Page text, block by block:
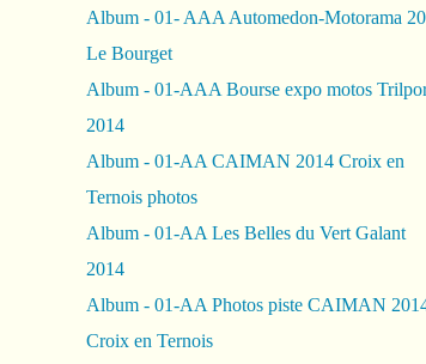
Album - 01- AAA Automedon-Motorama
Le Bourget
Album - 01-AAA Bourse expo motos
2014
Album - 01-AA CAIMAN 2014 Croix en
Ternois photos
Album - 01-AA Les Belles du Vert Galant
2014
Album - 01-AA Photos piste CAIMAN
Croix en Ternois